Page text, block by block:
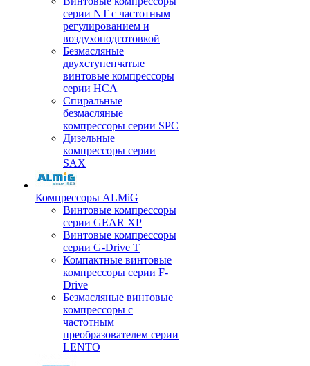
серии NT с частотным
регулированием и
воздухоподготовкой
Безмасляные
двухступенчатые
винтовые компрессоры
серии HCA
Спиральные
безмасляные
компрессоры серии SPC
Дизельные
компрессоры серии
SAX
Компрессоры ALMiG
Винтовые компрессоры
серии GEAR XP
Винтовые компрессоры
серии G-Drive T
Компактные винтовые
компрессоры серии F-
Drive
Безмасляные винтовые
компрессоры с
частотным
преобразователем серии
LENTO